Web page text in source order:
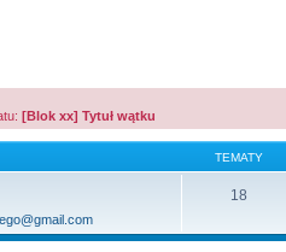
[Blok xx] Tytuł wątku
TEMATY
18